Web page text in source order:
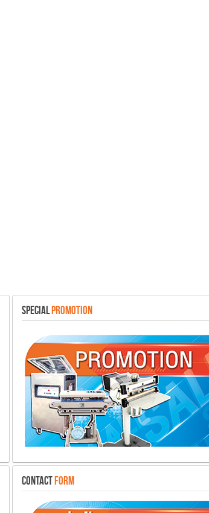
SPECIALPROMOTION
CONTACT FORM